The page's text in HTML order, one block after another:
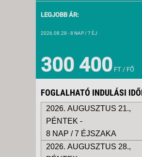
LEGJOBB ÁR:
2026.08.28 - 8 NAP / 7 ÉJ
300 400 FT / FŐ
FOGLALHATÓ INDULÁSI
2026. AUGUSZTUS 21.,
PÉNTEK -
8 NAP / 7 ÉJSZAKA
2026. AUGUSZTUS 28.,